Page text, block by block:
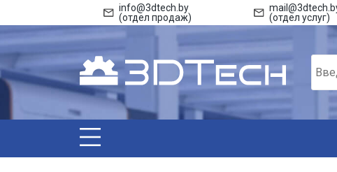
info@3dtech.by
(отдел продаж)
(отдел услуг)